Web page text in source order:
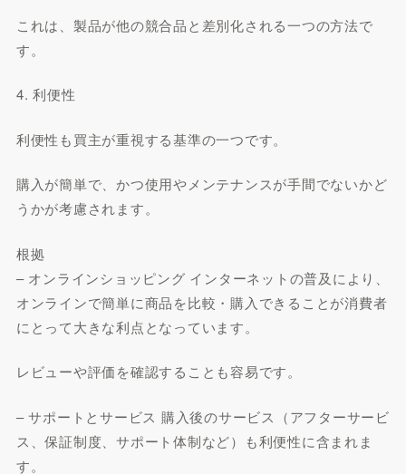
これは、製品が他の競合品と差別化される一つの方法で
す。
4. 利便性
利便性も買主が重視する基準の一つです。
購入が簡単で、かつ使用やメンテナンスが手間でないかど
うかが考慮されます。
根拠
– オンラインショッピング インターネットの普及により、
オンラインで簡単に商品を比較・購入できることが消費者
にとって大きな利点となっています。
レビューや評価を確認することも容易です。
– サポートとサービス 購入後のサービス（アフターサービ
ス、保証制度、サポート体制など）も利便性に含まれま
す。